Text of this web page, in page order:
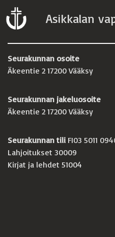
Asikkalan
Seurakunnan osoite
Äkeentie 2 17200 Vääksy
Seurakunnan jakeluosoite
Äkeentie 2 17200 Vääksy
Seurakunnan tili FI03 5011
Lahjoitukset 30009
Kirjat ja lehdet 51004